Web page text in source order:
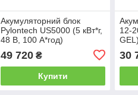
Акумуляторний блок
Pylontech US5000 (5 кВт*г,
48 В, 100 А*год)
49 720₴
Купити
12-
30